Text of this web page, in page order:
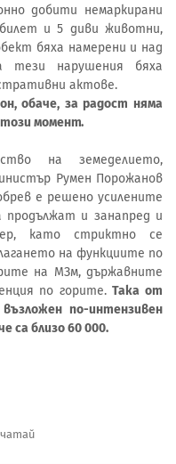
добити немаркирани
и 5 диви животни,
бяха намерени и над
тези нарушения бяха
актове.
обаче, за радост няма
момент.
на земеделието,
Румен Порожанов
е решено усилените
продължат и занапред и
като стриктно се
на функциите по
на МЗм, държавните
по горите.Така от
по-интензивен
са близо 60 000.